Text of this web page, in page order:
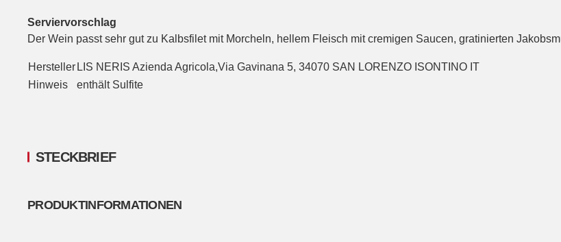
STECKBRIEF
PRODUKTINFORMATIONEN
Serviervorschlag
Der Wein passt sehr gut zu Kalbsfilet mit Morcheln, hellem Fleisch mit cremigen Saucen, gratinierten
Hersteller LIS NERIS Azienda Agricola,Via Gavinana 5, 34070 SAN LORENZO ISONTINO IT
Hinweis
enthält Sulfite